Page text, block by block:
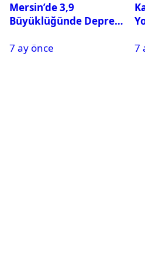
Mersin’de 3,9
Büyüklüğünde Deprem
7 ay önce
7